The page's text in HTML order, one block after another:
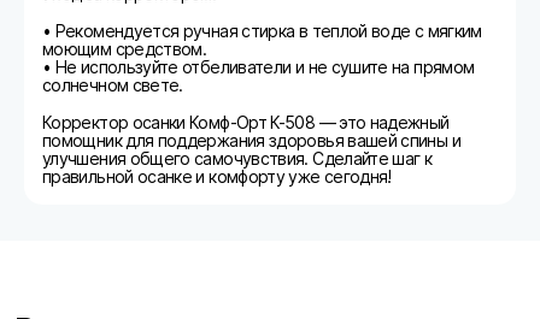
• Рекомендуется ручная стирка в теплой воде с мягким
моющим средством.
• Не используйте отбеливатели и не сушите на прямом
солнечном свете.
Корректор осанки Комф-Орт К-508 — это надежный
помощник для поддержания здоровья вашей спины и
улучшения общего самочувствия. Сделайте шаг к
правильной осанке и комфорту уже сегодня!